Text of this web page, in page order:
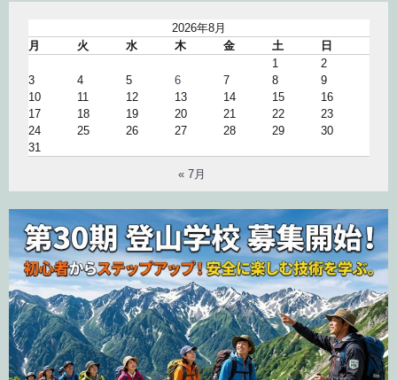
2026年8月
月
火 水 木 金 土
日
1
2
3
4 5 6 7 8
9
10
11 12 13 14 15
16
17
18 19 20 21 22
23
24
25 26 27 28 29
30
31
« 7月